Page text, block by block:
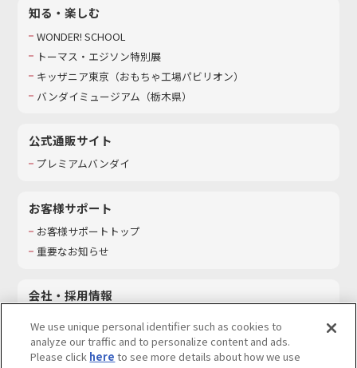
知る・楽しむ
WONDER! SCHOOL
トーマス・エジソン特別展
キッザニア東京（おもちゃ工場パビリオン）​
バンダイミュージアム（栃木県）
公式通販サイト
プレミアムバンダイ
お客様サポート
お客様サポートトップ
重要なお知らせ
会社・採用情報
採用情報
サステナビリティ
We use unique personal identifier such as cookies to
analyze our traffic and to personalize content and ads.
Please click here to see more details about how we use